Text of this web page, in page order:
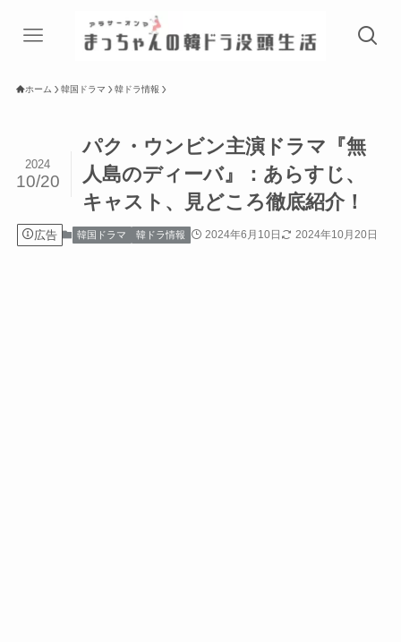
ホーム 韓国ドラマ 韓ドラ情報
パク・ウンビン主演ドラマ『無
人島のディーバ』：あらすじ、
キャスト、見どころ徹底紹介！
2024
10/20
広告 韓国ドラマ 韓ドラ情報 2024年6月10日 2024年10月20日